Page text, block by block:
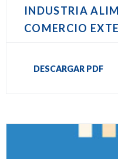
INDUSTRIA
COMERCIO
DESCARGAR PDF